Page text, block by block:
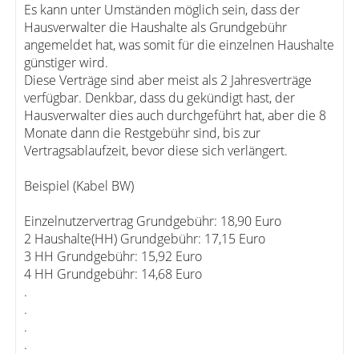
Es kann unter Umständen möglich sein, dass der
Hausverwalter die Haushalte als Grundgebühr
angemeldet hat, was somit für die einzelnen Haushalte
günstiger wird.
Diese Verträge sind aber meist als 2 Jahresverträge
verfügbar. Denkbar, dass du gekündigt hast, der
Hausverwalter dies auch durchgeführt hat, aber die 8
Monate dann die Restgebühr sind, bis zur
Vertragsablaufzeit, bevor diese sich verlängert.
Beispiel (Kabel BW)
Einzelnutzervertrag Grundgebühr: 18,90 Euro
2 Haushalte(HH) Grundgebühr: 17,15 Euro
3 HH Grundgebühr: 15,92 Euro
4 HH Grundgebühr: 14,68 Euro
.
.
.
.